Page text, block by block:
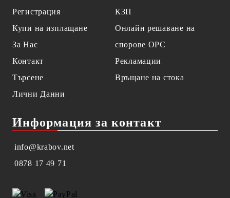
Регистрация
Купи на изплащане
За Нас
Контакт
Търсене
Лични Данни
КЗП
Онлайн решаване на
спорове OPC
Рекламации
Връщане на стока
Информация за контакт
info@krabov.net
0878 17 49 71